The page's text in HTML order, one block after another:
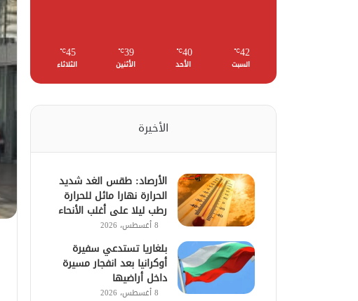
42
℃
السبت
40
℃
الأحد
39
℃
الأثنين
45
℃
الثلاثاء
الأخيرة
الأرصاد: طقس الغد شديد
الحرارة نهارا مائل للحرارة
رطب ليلا على أغلب الأنحاء
8 أغسطس، 2026
بلغاريا تستدعي سفيرة
أوكرانيا بعد انفجار مسيرة
داخل أراضيها
8 أغسطس، 2026